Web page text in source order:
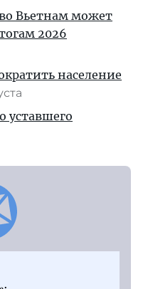
Вьетнам может
2026
население
уставшего